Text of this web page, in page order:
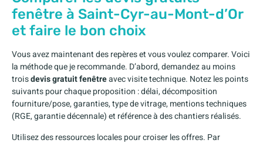
fenêtre à Saint-Cyr-au-Mont-d’Or
et faire le bon choix
Vous avez maintenant des repères et vous voulez comparer. Voici
la méthode que je recommande. D’abord, demandez au moins
troisdevis gratuit fenêtreavec visite technique. Notez les points
suivants pour chaque proposition : délai, décomposition
fourniture/pose, garanties, type de vitrage, mentions techniques
(RGE, garantie décennale) et référence à des chantiers réalisés.
Utilisez des ressources locales pour croiser les offres. Par